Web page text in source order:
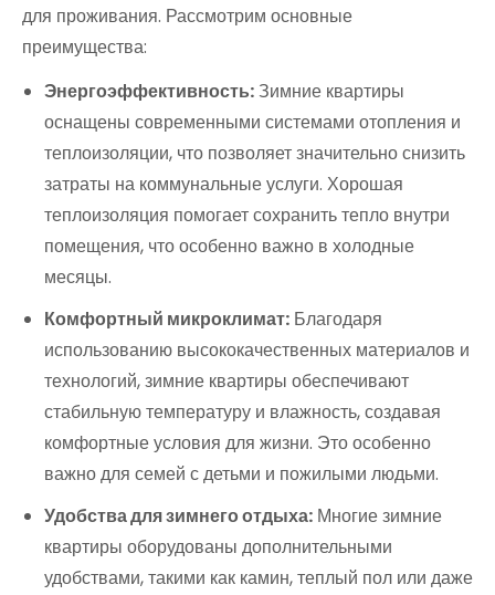
для проживания. Рассмотрим основные
преимущества:
Энергоэффективность: Зимние квартиры
оснащены современными системами отопления и
теплоизоляции, что позволяет значительно снизить
затраты на коммунальные услуги. Хорошая
теплоизоляция помогает сохранить тепло внутри
помещения, что особенно важно в холодные
месяцы.
Комфортный микроклимат: Благодаря
использованию высококачественных материалов и
технологий, зимние квартиры обеспечивают
стабильную температуру и влажность, создавая
комфортные условия для жизни. Это особенно
важно для семей с детьми и пожилыми людьми.
Удобства для зимнего отдыха: Многие зимние
квартиры оборудованы дополнительными
удобствами, такими как камин, теплый пол или даже